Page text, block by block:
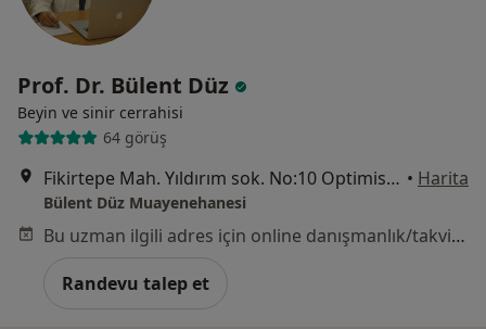
Prof. Dr. Bülent Düz
Beyin ve sinir cerrahisi
64 görüş
Fikirtepe Mah. Yıldırım sok. No:10 Optimist Residence D blok 33 Numara,, İstanbul • Harita
Bülent Düz Muayenehanesi
Bu uzman ilgili adres için online danışmanlık/takvim sunmuyor.
Randevu talep et